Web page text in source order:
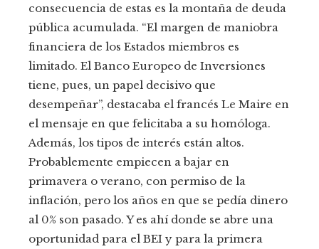
consecuencia de estas es la montaña de deuda
pública acumulada. “El margen de maniobra
financiera de los Estados miembros es
limitado. El Banco Europeo de Inversiones
tiene, pues, un papel decisivo que
desempeñar”, destacaba el francés Le Maire en
el mensaje en que felicitaba a su homóloga.
Además, los tipos de interés están altos.
Probablemente empiecen a bajar en
primavera o verano, con permiso de la
inflación, pero los años en que se pedía dinero
al 0% son pasado. Y es ahí donde se abre una
oportunidad para el BEI y para la primera